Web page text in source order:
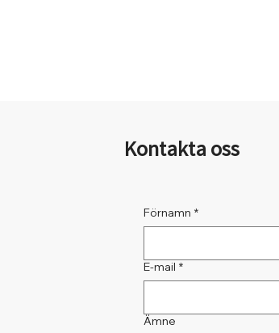
Kontakta oss
Förnamn *
E-mail *
Ämne